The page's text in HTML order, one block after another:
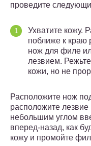
проведите
Ухватите кожу.
поближе к краю
нож для филе
лезвием.
кожи, но не
Расположите нож
расположите
небольшим углом
вперед-назад, как
кожу и промойте